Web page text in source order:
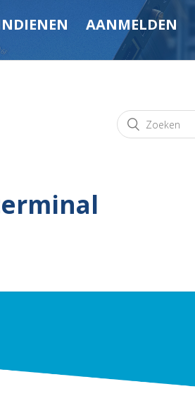
AANMELDEN